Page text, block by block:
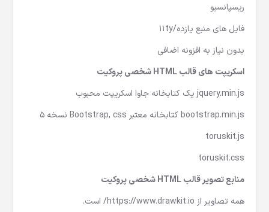
ریسپانسیو
فایل های منبع یازده/11ty
بدون نیاز به افزونه اضافی
اسکریپت های قالب HTML شخصی پروکیت
jquery.min.js یک کتابخانه جاوا اسکریپت محبوب
bootstrap.min.js کتابخانه معتبر Bootstrap, css نسخه 5
toruskit.js
toruskit.css
منابع تصویر قالب HTML شخصی پروکیت
همه تصاویر از https://www.drawkit.io/ است.